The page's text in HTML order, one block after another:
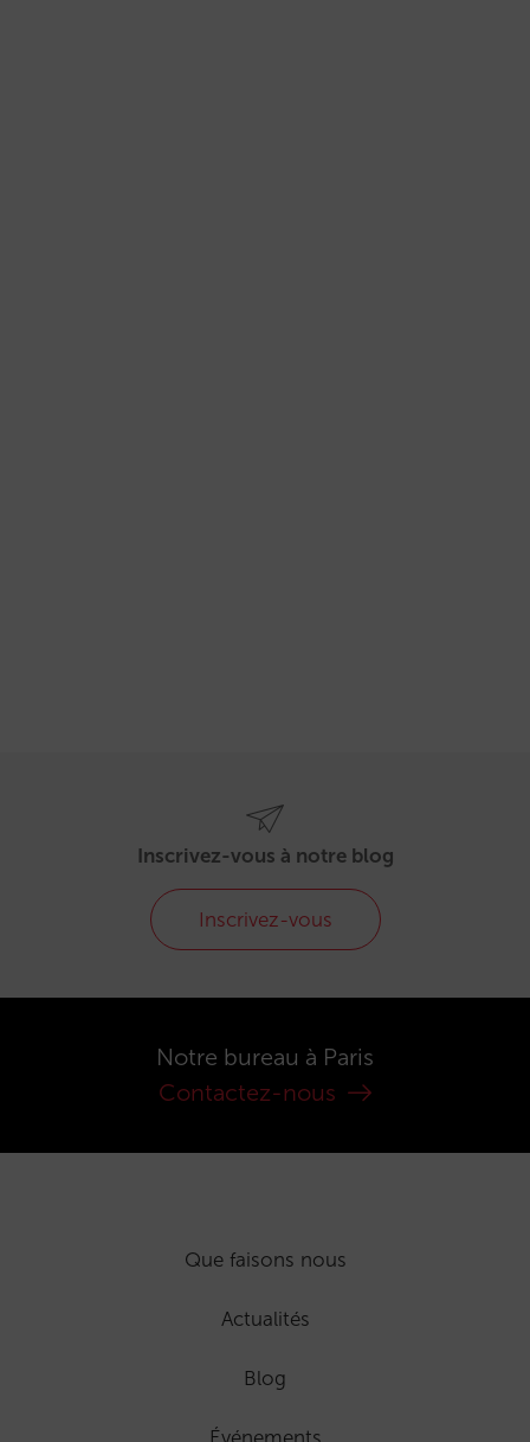
Inscrivez-vous à notre blog
Inscrivez-vous
Notre bureau à Paris
Contactez-nous
Que faisons nous
Actualités
Blog